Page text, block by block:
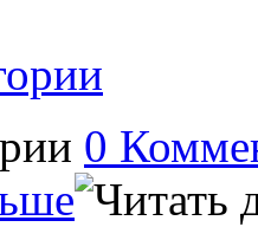
0